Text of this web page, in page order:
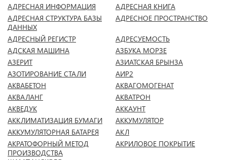
АДРЕСНАЯ ИНФОРМАЦИЯ
АДРЕСНАЯ КНИГА
АДРЕСНАЯ СТРУКТУРА БАЗЫ
ДАННЫХ
АДРЕСНОЕ ПРОСТРАНСТВО
АДРЕСНЫЙ РЕГИСТР
АДРЕСУЕМОСТЬ
АДСКАЯ МАШИНА
АЗБУКА МОРЗЕ
АЗЕРИТ
АЗИАТСКАЯ БРЫНЗА
АЗОТИРОВАНИЕ СТАЛИ
АИР2
АКВАБЕТОН
АКВАГОМОГЕНАТ
АКВАЛАНГ
АКВАТРОН
АКВЕДУК
АККАУНТ
АККЛИМАТИЗАЦИЯ БУМАГИ
АККУМУЛЯТОР
АККУМУЛЯТОРНАЯ БАТАРЕЯ
АКЛ
АКРАТОФОРНЫЙ МЕТОД
ПРОИЗВОДСТВА
АКРИЛОВОЕ ПОКРЫТИЕ